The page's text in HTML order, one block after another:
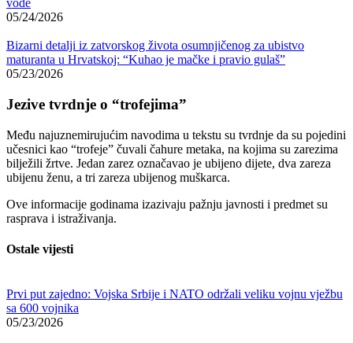
vode
05/24/2026
Bizarni detalji iz zatvorskog života osumnjičenog za ubistvo
maturanta u Hrvatskoj: “Kuhao je mačke i pravio gulaš”
05/23/2026
Jezive tvrdnje o “trofejima”
Među najuznemirujućim navodima u tekstu su tvrdnje da su pojedini
učesnici kao “trofeje” čuvali čahure metaka, na kojima su zarezima
bilježili žrtve. Jedan zarez označavao je ubijeno dijete, dva zareza
ubijenu ženu, a tri zareza ubijenog muškarca.
Ove informacije godinama izazivaju pažnju javnosti i predmet su
rasprava i istraživanja.
Ostale vijesti
Prvi put zajedno: Vojska Srbije i NATO održali veliku vojnu vježbu
sa 600 vojnika
05/23/2026